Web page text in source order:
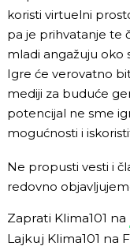
koristi virtuelni
pa je prihvatanje te
mladi angažuju oko
Igre će verovatno
mediji za buduće
potencijal ne sme
mogućnosti i
Ne propusti vesti i
redovno
Zaprati Klima101 na
Lajkuj Klima101 na